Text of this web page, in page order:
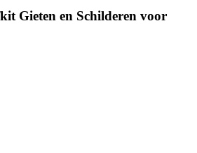
Gieten en Schilderen voor